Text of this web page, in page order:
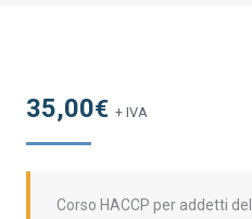
35,00€ + IVA
Corso HACCP per addetti